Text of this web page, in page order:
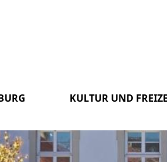
KULTUR UND